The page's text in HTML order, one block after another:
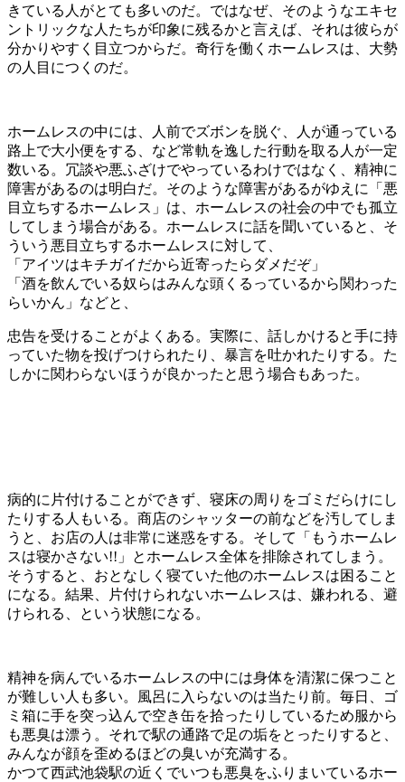
きている人がとても多いのだ。ではなぜ、そのようなエキセ
ントリックな人たちが印象に残るかと言えば、それは彼らが
分かりやすく目立つからだ。奇行を働くホームレスは、大勢
の人目につくのだ。
ホームレスの中には、人前でズボンを脱ぐ、人が通っている
路上で大小便をする、など常軌を逸した行動を取る人が一定
数いる。冗談や悪ふざけでやっているわけではなく、精神に
障害があるのは明白だ。そのような障害があるがゆえに「悪
目立ちするホームレス」は、ホームレスの社会の中でも孤立
してしまう場合がある。ホームレスに話を聞いていると、そ
ういう悪目立ちするホームレスに対して、
「アイツはキチガイだから近寄ったらダメだぞ」
「酒を飲んでいる奴らはみんな頭くるっているから関わった
らいかん」などと、
忠告を受けることがよくある。実際に、話しかけると手に持
っていた物を投げつけられたり、暴言を吐かれたりする。た
しかに関わらないほうが良かったと思う場合もあった。
病的に片付けることができず、寝床の周りをゴミだらけにし
たりする人もいる。商店のシャッターの前などを汚してしま
うと、お店の人は非常に迷惑をする。そして「もうホームレ
スは寝かさない!!」とホームレス全体を排除されてしまう。
そうすると、おとなしく寝ていた他のホームレスは困ること
になる。結果、片付けられないホームレスは、嫌われる、避
けられる、という状態になる。
精神を病んでいるホームレスの中には身体を清潔に保つこと
が難しい人も多い。風呂に入らないのは当たり前。毎日、ゴ
ミ箱に手を突っ込んで空き缶を拾ったりしているため服から
も悪臭は漂う。それで駅の通路で足の垢をとったりすると、
みんなが顔を歪めるほどの臭いが充満する。
かつて西武池袋駅の近くでいつも悪臭をふりまいているホー